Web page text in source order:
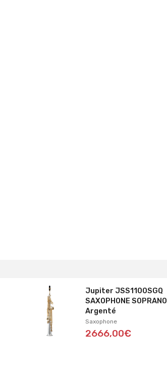
Jupiter JSS1100SGQ
SAXOPHONE SOPRANO
Argenté
Saxophone
2666,00€